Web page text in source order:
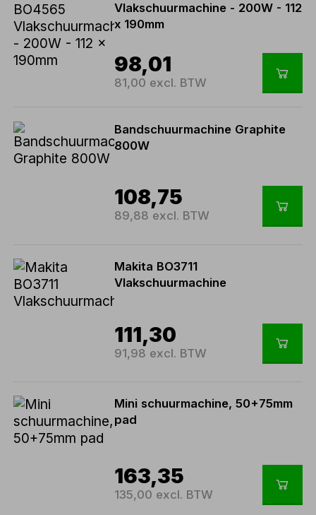
Vlakschuurmachine - 200W - 112
x 190mm
98,01
81,00 excl. BTW
Bandschuurmachine Graphite
800W
108,75
89,88 excl. BTW
Makita BO3711
Vlakschuurmachine
111,30
91,98 excl. BTW
Mini schuurmachine, 50+75mm
pad
163,35
135,00 excl. BTW